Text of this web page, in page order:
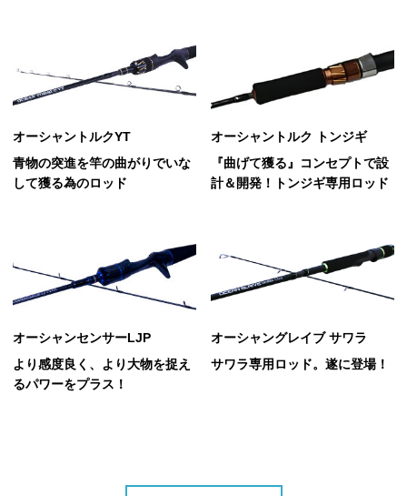
オーシャントルクYT
青物の突進を竿の曲がりでいな
して獲る為のロッド
オーシャントルク トンジギ
『曲げて獲る』コンセプトで設
計＆開発！トンジギ専用ロッド
オーシャンセンサーLJP
より感度良く、より大物を捉え
るパワーをプラス！
オーシャングレイブ サワラ
サワラ専用ロッド。遂に登場！